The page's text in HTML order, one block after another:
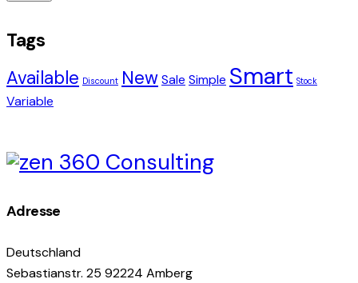
Tags
Available Discount NewSale Simple Smart Stock
Variable
Adresse
Deutschland
Sebastianstr. 25 92224 Amberg